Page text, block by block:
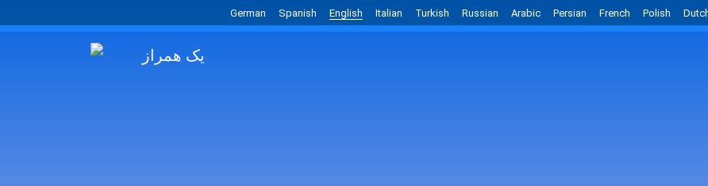
German Spanish English Italian Turkish Russian Arabic Persian French Polish